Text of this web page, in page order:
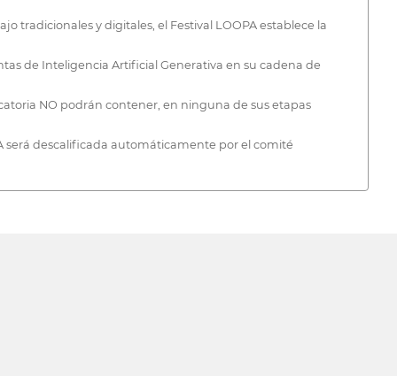
tradicionales y digitales, el Festival LOOPA establece la
de Inteligencia Artificial Generativa en su cadena de
NO podrán contener, en ninguna de sus etapas
será descalificada automáticamente por el comité